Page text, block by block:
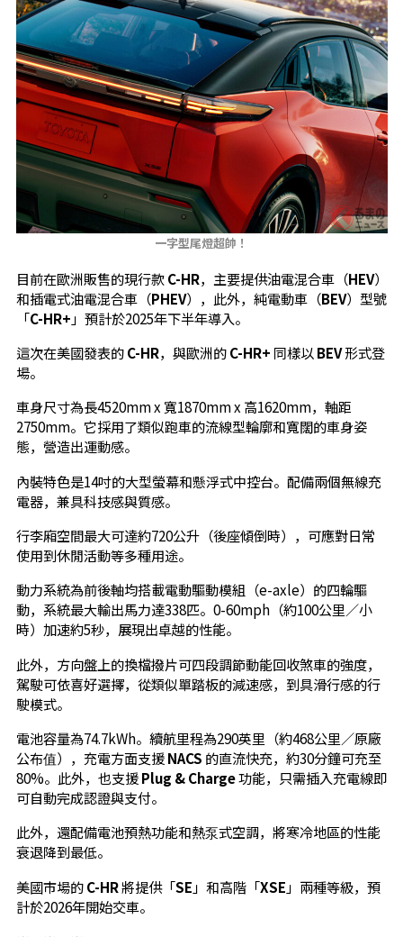
一字型尾燈超帥！
目前在歐洲販售的現行款C-HR，主要提供油電混合車（HEV）
和插電式油電混合車（PHEV），此外，純電動車（BEV）型號
「C-HR+ 」預計於2025年下半年導入。
這次在美國發表的C-HR，與歐洲的C-HR+ 同樣以 BEV形式登
場。
車身尺寸為長4520mm x 寬1870mm x 高1620mm，軸距
2750mm。它採用了類似跑車的流線型輪廓和寬闊的車身姿
態，營造出運動感。
內裝特色是14吋的大型螢幕和懸浮式中控台。配備兩個無線充
電器，兼具科技感與質感。
行李廂空間最大可達約720公升（後座傾倒時），可應對日常
使用到休閒活動等多種用途。
動力系統為前後軸均搭載電動驅動模組（e-axle）的四輪驅
動，系統最大輸出馬力達338匹。0-60mph（約100公里／小
時）加速約5秒，展現出卓越的性能。
此外，方向盤上的換檔撥片可四段調節動能回收煞車的強度，
駕駛可依喜好選擇，從類似單踏板的減速感，到具滑行感的行
駛模式。
電池容量為74.7kWh。續航里程為290英里（約468公里／原廠
公布值），充電方面支援NACS 的直流快充，約30分鐘可充至
80%。此外，也支援Plug & Charge功能，只需插入充電線即
可自動完成認證與支付。
此外，還配備電池預熱功能和熱泵式空調，將寒冷地區的性能
衰退降到最低。
美國市場的C-HR將提供「SE 」和高階「XSE 」兩種等級，預
計於2026年開始交車。